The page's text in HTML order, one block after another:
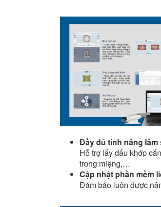
Đầy đủ tính năng lâm
Hỗ trợ lấy dấu khớp
trong miệng,…
Cập nhật phần mềm
Đảm bảo luôn được